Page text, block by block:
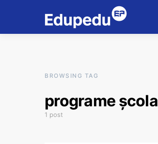
BROWSING TAG
programe
1 post